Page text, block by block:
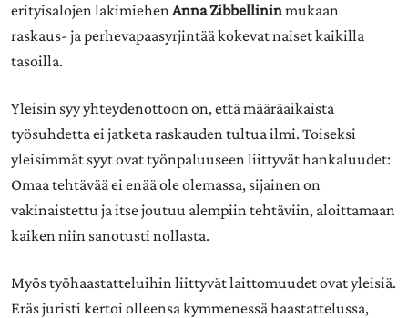
erityisalojen lakimiehenAnna Zibbellininmukaan
raskaus- ja perhevapaasyrjintää kokevat naiset kaikilla
tasoilla.
Yleisin syy yhteydenottoon on, että määräaikaista
työsuhdetta ei jatketa raskauden tultua ilmi. Toiseksi
yleisimmät syyt ovat työnpaluuseen liittyvät hankaluudet:
Omaa tehtävää ei enää ole olemassa, sijainen on
vakinaistettu ja itse joutuu alempiin tehtäviin, aloittamaan
kaiken niin sanotusti nollasta.
Myös työhaastatteluihin liittyvät laittomuudet ovat yleisiä.
Eräs juristi kertoi olleensa kymmenessä haastattelussa,